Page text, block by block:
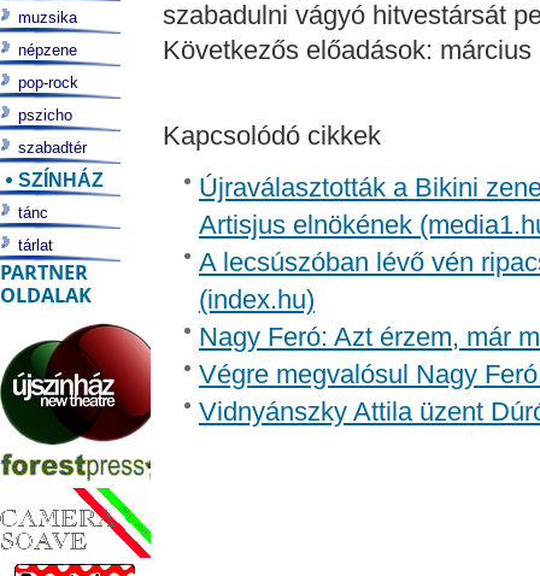
szabadulni vágyó hitvestársát
Következős előadások:
Kapcsolódó cikkek
Újraválasztották a Bikini
Artisjus elnökének
A lecsúszóban lévő vén
(index.hu)
Nagy Feró: Azt érzem, már
Végre megvalósul Nagy
Vidnyánszky Attila üzent
muzsika
népzene
pop-rock
pszicho
szabadtér
SZÍNHÁZ
tánc
tárlat
PARTNER
OLDALAK